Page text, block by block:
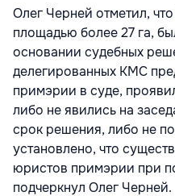
Олег Черней отметил,
площадью более 27 га,
основании судебных
делегированных КМС
примэрии в суде,
либо не явились на
срок решения, либо не
установлено, что
юристов примэрии при
подчеркнул Олег Черней.